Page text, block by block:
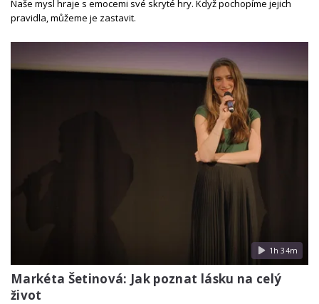
Naše mysl hraje s emocemi své skryté hry. Když pochopíme jejich
pravidla, můžeme je zastavit.
1h 34m
Markéta Šetinová: Jak poznat lásku na celý
život